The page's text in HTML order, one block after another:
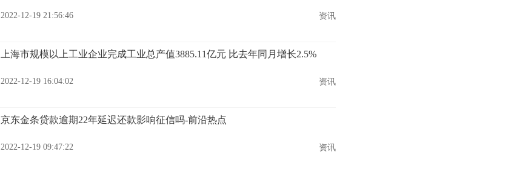
2022-12-19 21:56:46 资讯
上海市规模以上工业企业完成工业总产值3885.11亿元 比去年同月增长2.5%
2022-12-19 16:04:02 资讯
京东金条贷款逾期22年延迟还款影响征信吗-前沿热点
2022-12-19 09:47:22 资讯